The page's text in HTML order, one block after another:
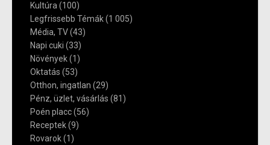
Kultúra(100)
Legfrissebb Témák(1 005)
Média, TV(43)
Napi cuki (33)
Növények(1)
Oktatás (53)
Otthon, ingatlan (29)
Pénz, üzlet, vásárlás (81)
Poén placc(56)
Receptek(9)
Rovarok(1)